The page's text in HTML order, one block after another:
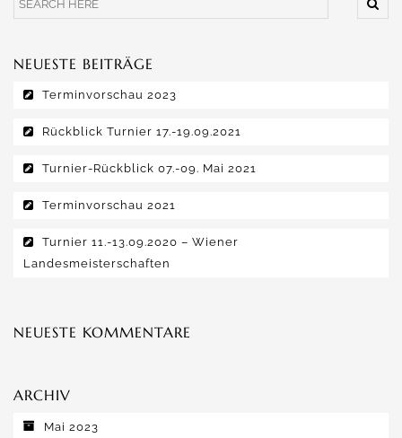
NEUESTE BEITRÄGE
Terminvorschau 2023
Rückblick Turnier 17.-19.09.2021
Turnier-Rückblick 07.-09. Mai 2021
Terminvorschau 2021
Turnier 11.-13.09.2020 – Wiener
Landesmeisterschaften
NEUESTE KOMMENTARE
ARCHIV
Mai 2023